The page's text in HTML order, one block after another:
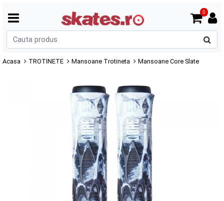
0
Acasa TROTINETE Mansoane Trotineta Mansoane Core Slate